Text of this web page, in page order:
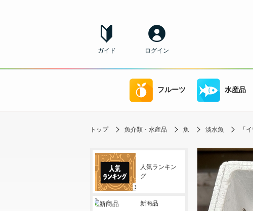
ガイド ログイン
フルーツ 水産品
トップ 魚介類・水産品 魚 淡水魚 「
人気ランキン
グ
新商品